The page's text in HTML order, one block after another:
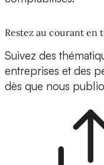
Restez au courant en
Suivez des
entreprises et des
dès que nous